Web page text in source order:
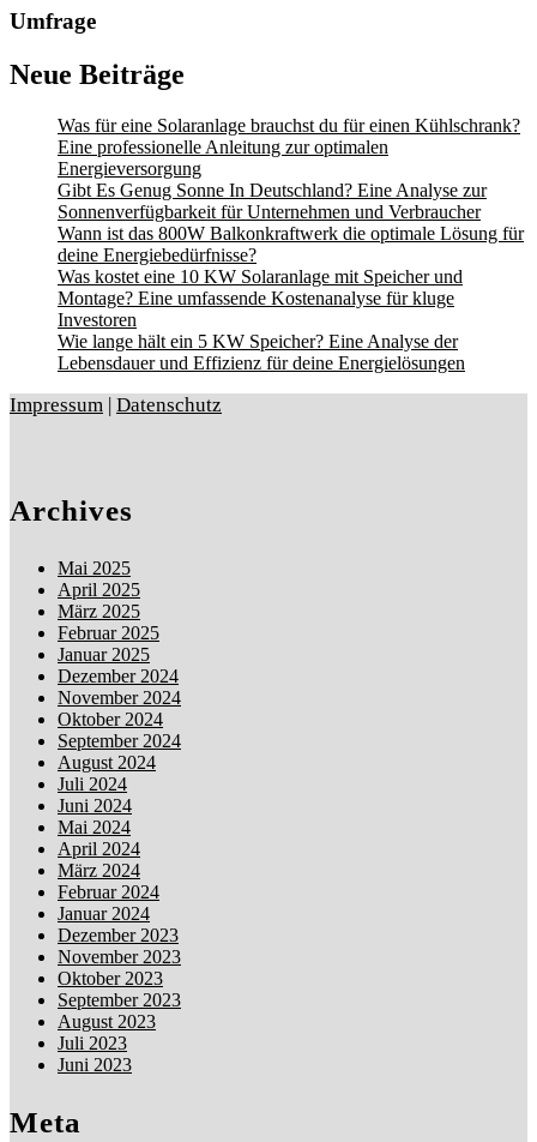
Umfrage
Neue Beiträge
Was für eine Solaranlage brauchst du für einen Kühlschrank?
Eine professionelle Anleitung zur optimalen
Energieversorgung
Gibt Es Genug Sonne In Deutschland? Eine Analyse zur
Sonnenverfügbarkeit für Unternehmen und Verbraucher
Wann ist das 800W Balkonkraftwerk die optimale Lösung für
deine Energiebedürfnisse?
Was kostet eine 10 KW Solaranlage mit Speicher und
Montage? Eine umfassende Kostenanalyse für kluge
Investoren
Wie lange hält ein 5 KW Speicher? Eine Analyse der
Lebensdauer und Effizienz für deine Energielösungen
Impressum | Datenschutz
Archives
Mai 2025
April 2025
März 2025
Februar 2025
Januar 2025
Dezember 2024
November 2024
Oktober 2024
September 2024
August 2024
Juli 2024
Juni 2024
Mai 2024
April 2024
März 2024
Februar 2024
Januar 2024
Dezember 2023
November 2023
Oktober 2023
September 2023
August 2023
Juli 2023
Juni 2023
Meta